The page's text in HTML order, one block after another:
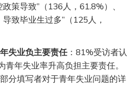
策导致”（136人，61.8%）、
致毕业生过多”（125人，
失业负主要责任：81%受访者认
青年失业率升高负担主要责任。
分填写者对于青年失业问题的详